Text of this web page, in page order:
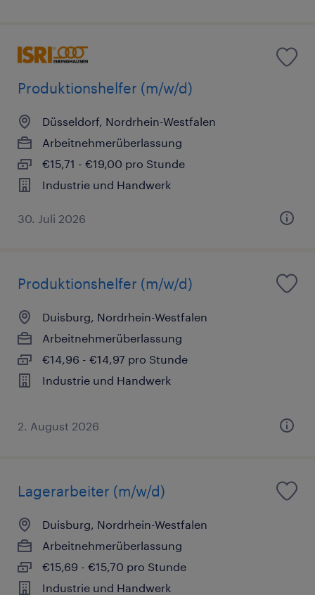
Produktionshelfer (m/w/d)
Düsseldorf, Nordrhein-Westfalen
Arbeitnehmerüberlassung
€15,71 - €19,00 pro Stunde
Industrie und Handwerk
30. Juli 2026
Produktionshelfer (m/w/d)
Duisburg, Nordrhein-Westfalen
Arbeitnehmerüberlassung
€14,96 - €14,97 pro Stunde
Industrie und Handwerk
2. August 2026
Lagerarbeiter (m/w/d)
Duisburg, Nordrhein-Westfalen
Arbeitnehmerüberlassung
€15,69 - €15,70 pro Stunde
Industrie und Handwerk